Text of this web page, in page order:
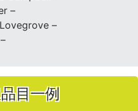
–
–
目一例